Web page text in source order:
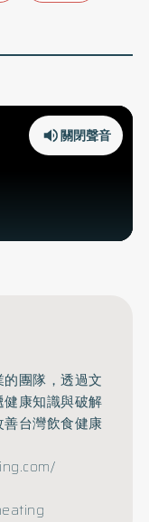
關閉聲音
團隊，透過文
康知識與破解
台灣飲食健康